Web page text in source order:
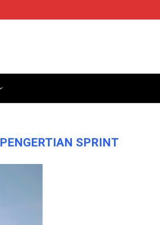
PENGERTIAN SPRINT